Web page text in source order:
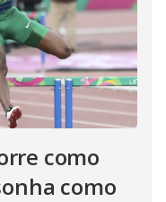
como
como